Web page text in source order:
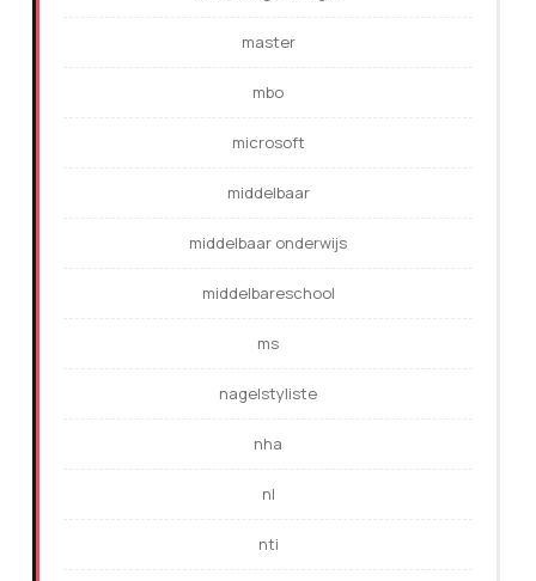
master
mbo
microsoft
middelbaar
middelbaar onderwijs
middelbareschool
ms
nagelstyliste
nha
nl
nti